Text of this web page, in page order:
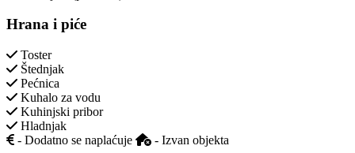
Hrana i piće
Toster
Štednjak
Pećnica
Kuhalo za vodu
Kuhinjski pribor
Hladnjak
- Dodatno se naplaćuje
- Izvan objekta